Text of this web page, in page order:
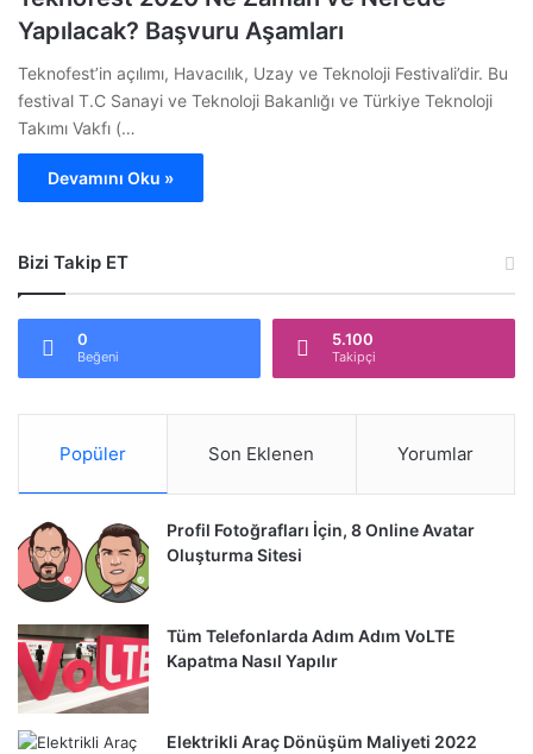
Yapılacak? Başvuru Aşamları
Teknofest’in açılımı, Havacılık, Uzay ve Teknoloji Festivali’dir. Bu
festival T.C Sanayi ve Teknoloji Bakanlığı ve Türkiye Teknoloji
Takımı Vakfı (…
Devamını Oku »
Bizi Takip ET
0
Beğeni
5.100
Takipçi
Popüler Son Eklenen Yorumlar
Profil Fotoğrafları İçin, 8 Online Avatar
Oluşturma Sitesi
Tüm Telefonlarda Adım Adım VoLTE
Kapatma Nasıl Yapılır
Elektrikli Araç Dönüşüm Maliyeti 2022